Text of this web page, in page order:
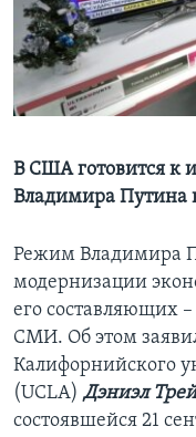
Learning English
СОЦИАЛЬНЫЕ СЕТИ
Языки
В США готовится к
Владимира Путина
Режим Владимира
модернизации
его составляющих
СМИ. Об этом
Калифорнийского
(UCLA) Дэниэл
состоявшейся 21